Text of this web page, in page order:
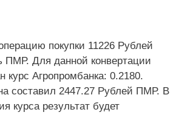
покупки 11226 Рублей
ПМР. Для данной конвертации
курс Агропромбанка: 0.2180.
составил 2447.27 Рублей ПМР. В
курса результат будет